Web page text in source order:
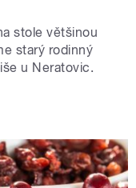
stole většinou
starý rodinný
u Neratovic.